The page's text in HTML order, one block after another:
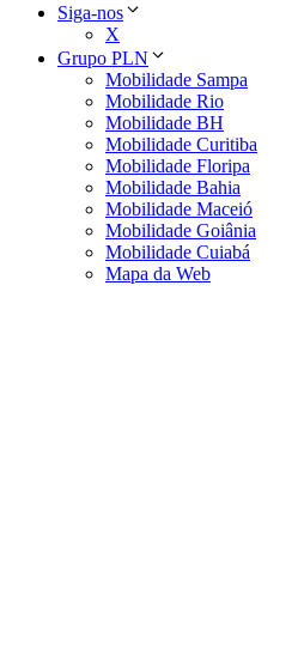
Siga-nos
X
Grupo PLN
Mobilidade Sampa
Mobilidade Rio
Mobilidade BH
Mobilidade Curitiba
Mobilidade Floripa
Mobilidade Bahia
Mobilidade Maceió
Mobilidade Goiânia
Mobilidade Cuiabá
Mapa da Web